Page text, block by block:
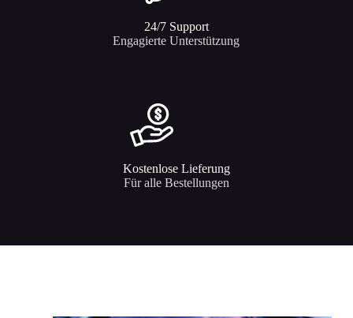
24/7 Support​
Engagierte Unterstützung
Kostenlose Lieferung
Für alle Bestellungen